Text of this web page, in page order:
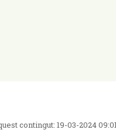
contingut: 19-03-2024